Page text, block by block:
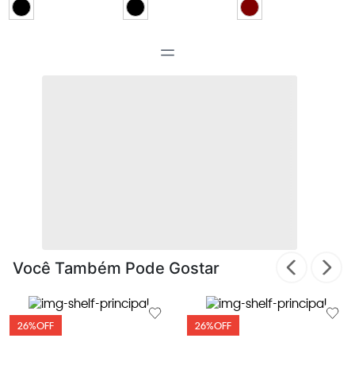
Você Também Pode Gostar
26%OFF 26%OFF